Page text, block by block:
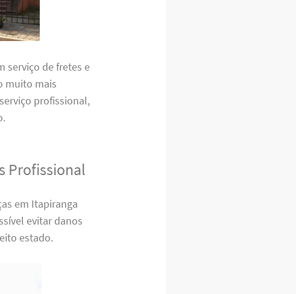
serviço de fretes e
muito mais
profissional,
Profissional
em Itapiranga
evitar danos
estado.